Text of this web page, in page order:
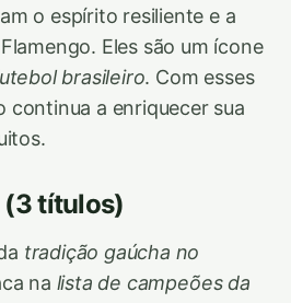
o espírito resiliente e a
Eles são um ícone
brasileiro. Com esses
continua a enriquecer sua
(3 títulos)
tradição gaúcha no
na lista de campeões da